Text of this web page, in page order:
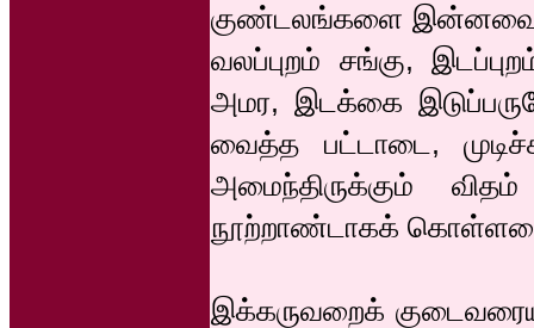
குண்டலங்களை இன்னவை
வலப்புறம் சங்கு,
அமர, இடக்கை
வைத்த பட்டாடை,
அமைந்திருக்கும்
நூற்றாண்டாகக்
இக்கருவறைக்